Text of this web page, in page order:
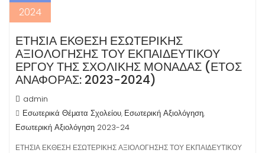
2024
ΈΤΗΣΙΑ ΈΚΘΕΣΗ ΕΣΩΤΕΡΙΚΉΣ
ΑΞΙΟΛΌΓΗΣΗΣ ΤΟΥ ΕΚΠΑΙΔΕΥΤΙΚΟΎ
ΈΡΓΟΥ ΤΗΣ ΣΧΟΛΙΚΉΣ ΜΟΝΆΔΑΣ (ΈΤΟΣ
ΑΝΑΦΟΡΆΣ: 2023-2024)
admin
Εσωτερικά Θέματα Σχολείου, Εσωτερική Αξιολόγηση,
Εσωτερική Αξιολόγηση 2023-24
ΕΤΗΣΙΑ ΕΚΘΕΣΗ ΕΣΩΤΕΡΙΚΗΣ ΑΞΙΟΛΟΓΗΣΗΣ ΤΟΥ ΕΚΠΑΙΔΕΥΤΙΚΟΥ